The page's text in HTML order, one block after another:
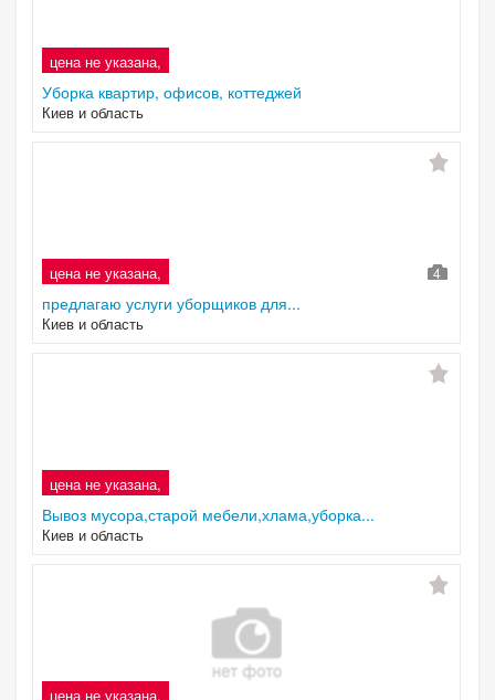
цена не указана,
Уборка квартир, офисов, коттеджей
Киев и область
цена не указана, 4
предлагаю услуги уборщиков для...
Киев и область
цена не указана,
Вывоз мусора,старой мебели,хлама,уборка...
Киев и область
цена не указана,